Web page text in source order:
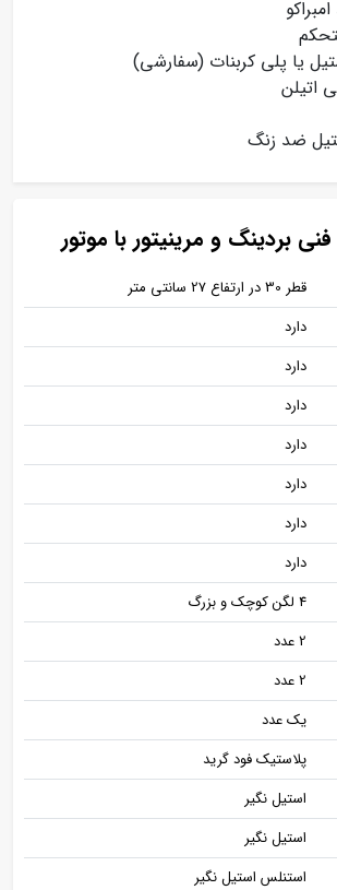
یا پلی‌ کربنات (سفارشی)
اتیلن
ضد زنگ
بردینگ و مرینیتور با موتور
قطر 30 در ارتفاع 27 سانتی متر
دارد
دارد
دارد
دارد
دارد
دارد
دارد
4 لگن کوچک و بزرگ
2 عدد
2 عدد
یک عدد
پلاستیک فود گرید
استیل نگیر
استیل نگیر
استنلس استیل نگیر